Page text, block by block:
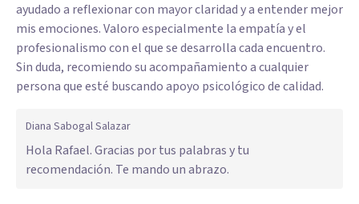
ayudado a reflexionar con mayor claridad y a entender mejor
mis emociones. Valoro especialmente la empatía y el
profesionalismo con el que se desarrolla cada encuentro.
Sin duda, recomiendo su acompañamiento a cualquier
persona que esté buscando apoyo psicológico de calidad.
Diana Sabogal Salazar
Hola Rafael. Gracias por tus palabras y tu
recomendación. Te mando un abrazo.